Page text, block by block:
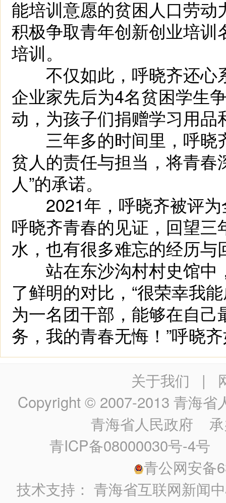
能培训意愿的贫困人口劳
积极争取青年创新创业培
培训。
不仅如此，呼晓齐还心
企业家先后为4名贫困学生
动，为孩子们捐赠学习用
三年多的时间里，呼晓
贫人的责任与担当，将青春
人”的承诺。
2021年，呼晓齐被评为
呼晓齐青春的见证，回望
水，也有很多难忘的经历
站在东沙沟村村史馆中
了鲜明的对比，“很荣幸我
为一名团干部，能够在自
务，我的青春无悔！”呼晓
关于我们 |
Copyright © 2007-2013 青海省
青海省人民政府 承
青ICP备08000030号-4号
青公网安备
技术支持：青海省互联网新闻